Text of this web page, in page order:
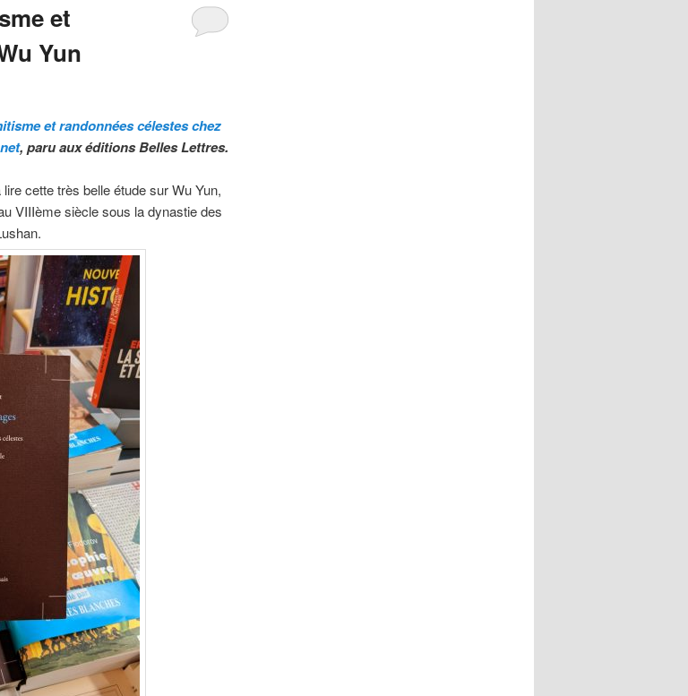
et
Yun
et randonnées célestes chez
, paru aux éditions Belles Lettres.
cette très belle étude sur Wu Yun,
VIIIème siècle sous la dynastie des